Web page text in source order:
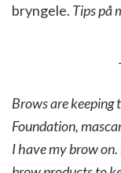
bryngele. Tips på
Brows are keeping
Foundation,
I have my brow